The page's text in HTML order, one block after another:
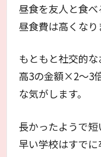
昼食を友人と食
昼食費は高くなり
もともと社交的
高3の金額×2～3
な気がします。
長かったようで短
早い学校はすでに